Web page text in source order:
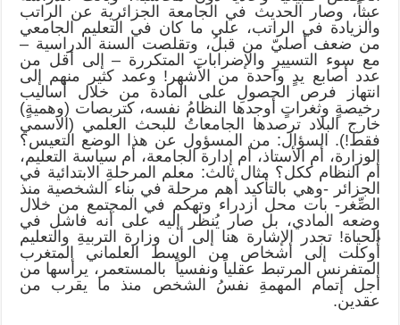
عبثاً، وصار الحديث في الجامعة الجزائرية عن الراتب
والزيادة في الراتب، على ما كان في التعليم الجامعي
من ضعف أصليّ من قبلُ، وتقلصت السنة الدراسية –
مع سوء التسييرِ والإضراباتِ المتكررة – إلى أقل من
عدد أصابع يدٍ واحدة من الأشهر! وعمد كثير منهم إلى
انتهاز فرص الحصولِ على المادة من خلال أساليب
رخيصةٍ وثغراتٍ أوجدها النظامُ نفسه، كتربصات (وهميةٍ)
خارج البلاد ترصدها الجامعاتُ للبحث العلمي (الاسمي
فقط!). السؤال: من المسؤول عن هذا الوضع التعيس؟
الوزارة، أم الأستاذ، أم إدارة الجامعة، أم سياسة التعليم،
أم النظام ككل؟ مثال ثالث: معلم المرحلةِ الابتدائية في
الجزائر -وهي بالتأكيد أهم مرحلة في بناء الشخصية منذ
الصِّغر- بات محل ازدراء وتهكم في المجتمع من خلال
وضعه المادي، بل صار يُنظر إليه على أنه فاشل في
الحياة! تجدر الإشارة هنا إلى أن وزارة التربيةِ والتعليم
أُوكلت إلى أشخاص من الوسط العلماني المتغرب
المتفرنس المرتبط عقلياً ونفسياً بالمستعمر، يرأسها من
أجل إتمام المهمةِ نفسُ الشخص منذ ما يقرب من
عقدين.